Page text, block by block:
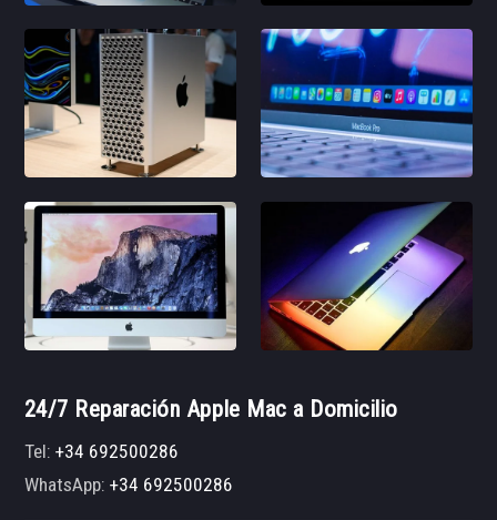
24/7 Reparación Apple Mac a Domicilio
Tel:+34 692500286
WhatsApp:+34 692500286